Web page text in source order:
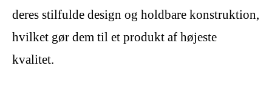
deres stilfulde design og holdbare konstruktion,
hvilket gør dem til et produkt af højeste
kvalitet.